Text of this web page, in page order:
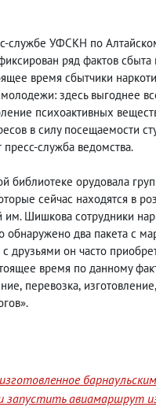
службе УФСКН по
ряд фактов
время сбытчики
здесь выгоднее
психоактивных
в силу посещаемости
пресс-служба ведомства.
библиотеке орудовала
сейчас находятся в
им. Шишкова сотрудники
обнаружено два пакета с
с друзьями он часто
время по данному
, перевозка,
запустить авиамаршрут